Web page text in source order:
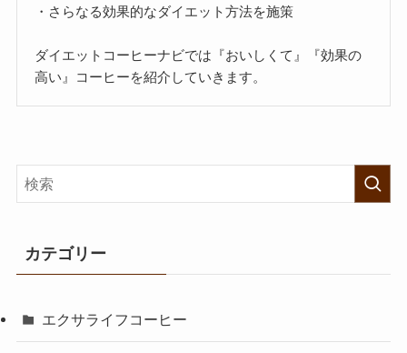
・さらなる効果的なダイエット方法を施策
ダイエットコーヒーナビでは『おいしくて』『効果の
高い』コーヒーを紹介していきます。
カテゴリー
エクサライフコーヒー